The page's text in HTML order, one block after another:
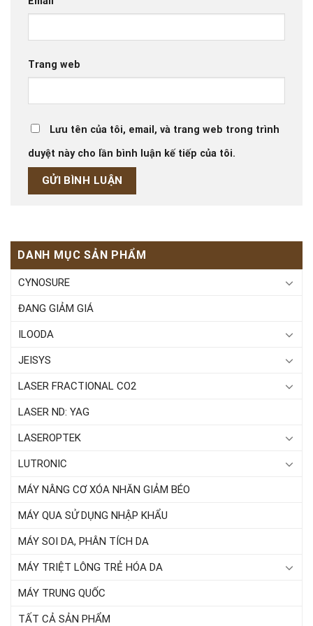
Trang web
Lưu tên của tôi, email, và trang web trong trình
duyệt này cho lần bình luận kế tiếp của tôi.
DANH MỤC SẢN PHẨM
CYNOSURE
ĐANG GIẢM GIÁ
ILOODA
JEISYS
LASER FRACTIONAL CO2
LASER ND: YAG
LASEROPTEK
LUTRONIC
MÁY NÂNG CƠ XÓA NHĂN GIẢM BÉO
MÁY QUA SỬ DỤNG NHẬP KHẨU
MÁY SOI DA, PHÂN TÍCH DA
MÁY TRIỆT LÔNG TRẺ HÓA DA
MÁY TRUNG QUỐC
TẤT CẢ SẢN PHẨM